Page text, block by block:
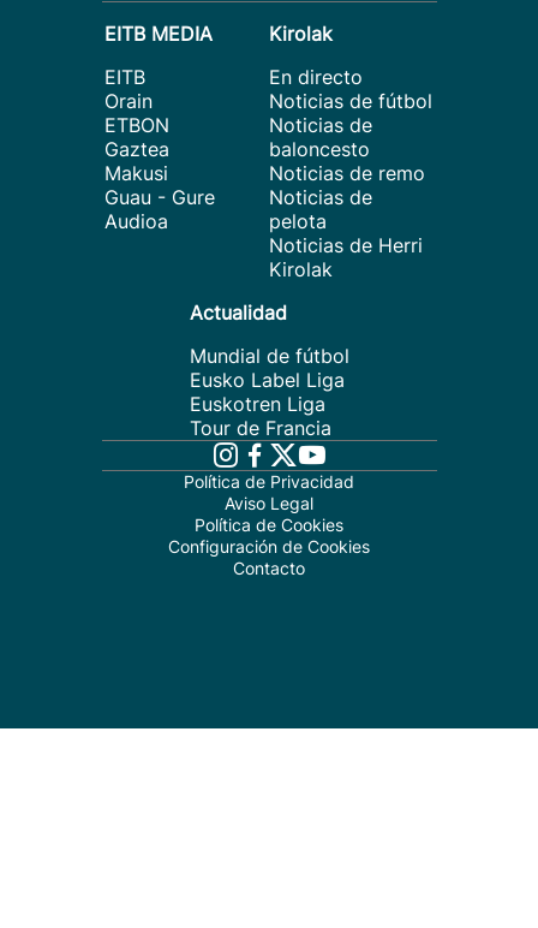
EITB MEDIA
EITB
Orain
ETBON
Gaztea
Makusi
Guau - Gure
Audioa
Kirolak
En directo
Noticias de fútbol
Noticias de
baloncesto
Noticias de remo
Noticias de
pelota
Noticias de Herri
Kirolak
Actualidad
Mundial de fútbol
Eusko Label Liga
Euskotren Liga
Tour de Francia
Política de Privacidad
Aviso Legal
Política de Cookies
Configuración de Cookies
Contacto